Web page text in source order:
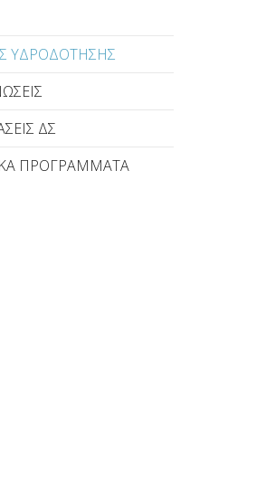
ΥΔΡΟΔΟΤΗΣΗΣ
ΔΣ
ΠΡΟΓΡΑΜΜΑΤΑ